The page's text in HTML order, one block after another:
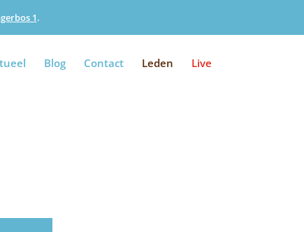
1.
Blog Contact Leden Live